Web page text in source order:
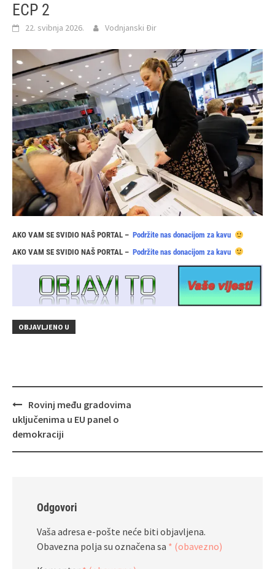
ECP 2
22. svibnja 2026. Vodnjanski Đir
AKO VAM SE SVIDIO NAŠ PORTAL – Podržite nas donacijom za kavu
AKO VAM SE SVIDIO NAŠ PORTAL – Podržite nas donacijom za kavu
OBJAVLJENO U
Navigacija
objava
Rovinj među gradovima
uključenima u EU panel o
demokraciji
Odgovori
Vaša adresa e-pošte neće biti objavljena.
Obavezna polja su označena sa * (obavezno)